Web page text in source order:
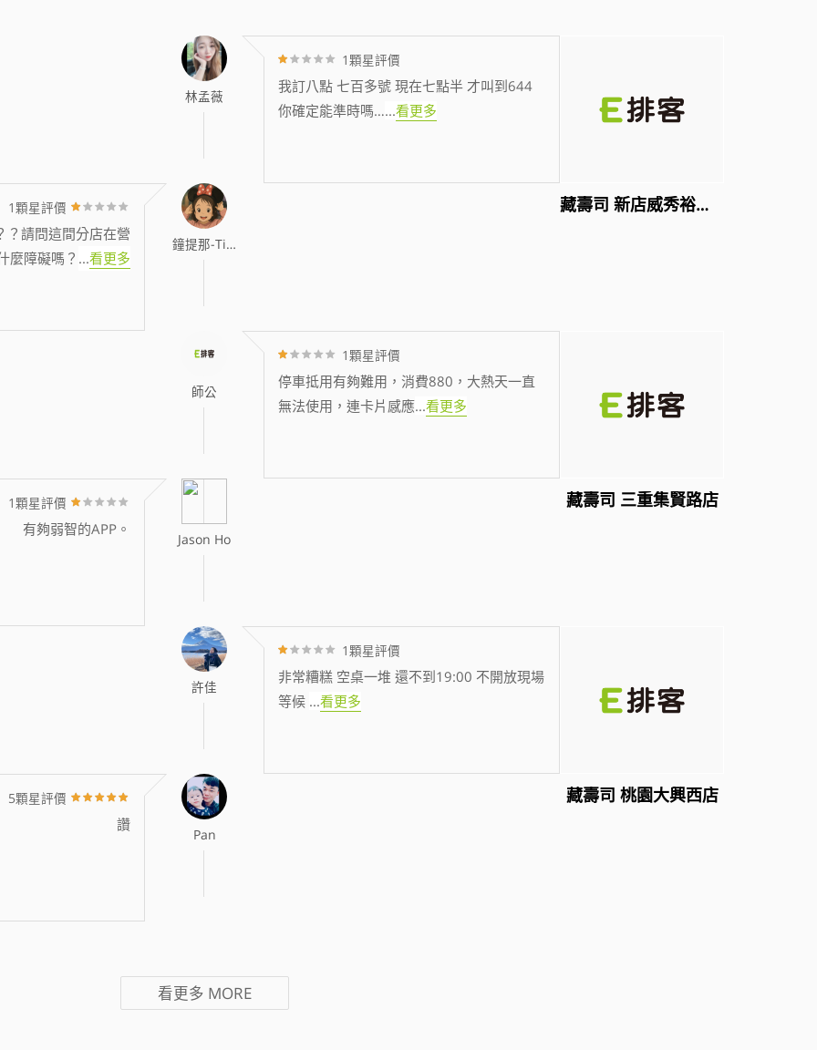
林孟薇
1顆星評價
我訂八點 七百多號 現在七點半 才叫到644
你確定能準時嗎…...看更多
藏壽司 新店威秀裕隆店
鐘提那-Tina
1顆星評價
？請問這間分店在營
麼障礙嗎？ ...看更多
師公
1顆星評價
停車抵用有夠難用，消費880，大熱天一直
無法使用，連卡片感應...看更多
藏壽司 三重集賢路店
Jason Ho
1顆星評價
有夠弱智的APP。
許佳
1顆星評價
非常糟糕 空桌一堆 還不到19:00 不開放現場
等候 ...看更多
藏壽司 桃園大興西店
Pan
5顆星評價
讚
看更多 MORE